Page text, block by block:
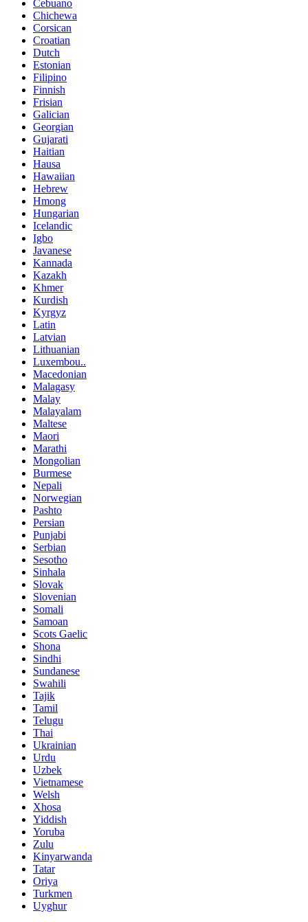
Cebuano
Chichewa
Corsican
Croatian
Dutch
Estonian
Filipino
Finnish
Frisian
Galician
Georgian
Gujarati
Haitian
Hausa
Hawaiian
Hebrew
Hmong
Hungarian
Icelandic
Igbo
Javanese
Kannada
Kazakh
Khmer
Kurdish
Kyrgyz
Latin
Latvian
Lithuanian
Luxembou..
Macedonian
Malagasy
Malay
Malayalam
Maltese
Maori
Marathi
Mongolian
Burmese
Nepali
Norwegian
Pashto
Persian
Punjabi
Serbian
Sesotho
Sinhala
Slovak
Slovenian
Somali
Samoan
Scots Gaelic
Shona
Sindhi
Sundanese
Swahili
Tajik
Tamil
Telugu
Thai
Ukrainian
Urdu
Uzbek
Vietnamese
Welsh
Xhosa
Yiddish
Yoruba
Zulu
Kinyarwanda
Tatar
Oriya
Turkmen
Uyghur